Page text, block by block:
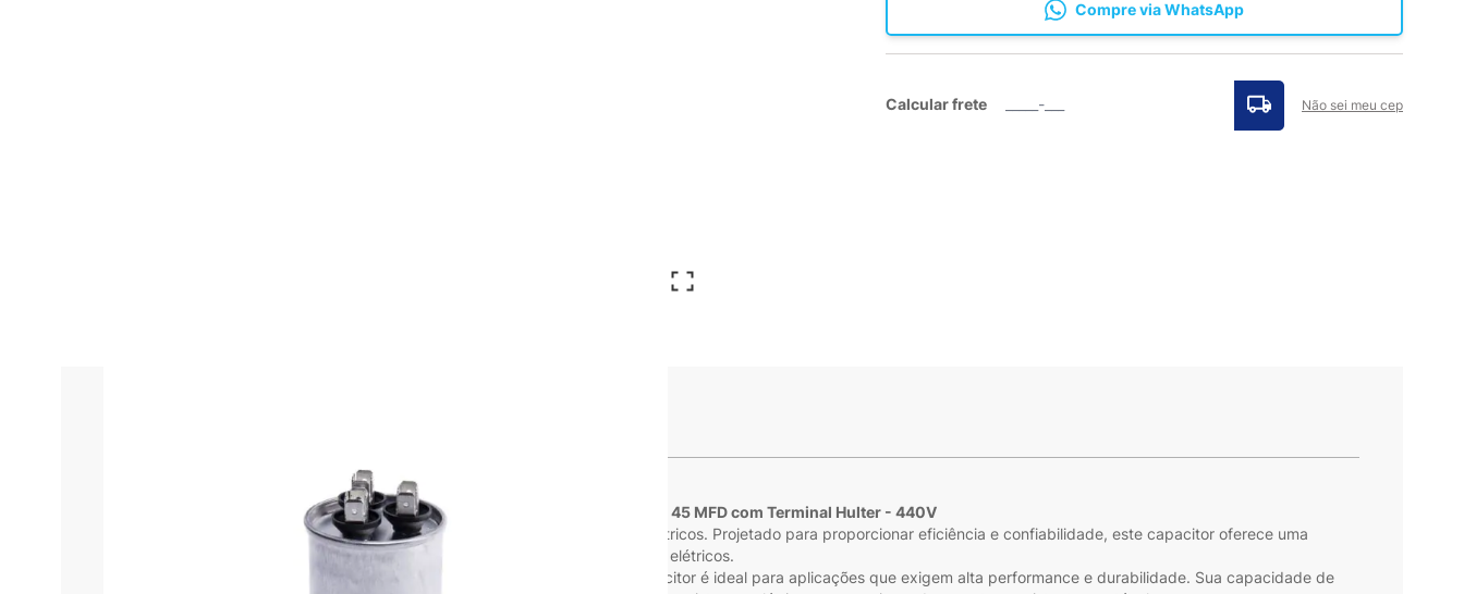
Compre via WhatsApp
Calcular frete Não sei meu cep
Capacitor de Metal 45 MFD com Terminal Hulter - 440V
Componente essencial para otimizar o desempenho de seus equipamentos elétricos. Projetado para proporcionar eficiência e confiabilidade, este capacitor oferece uma
capacidade de 45 microfarads, atendendo às demandas de diversos sistemas elétricos.
Com um terminal Hulter que garante uma conexão segura e estável, este capacitor é ideal para aplicações que exigem alta performance e durabilidade. Sua capacidade de